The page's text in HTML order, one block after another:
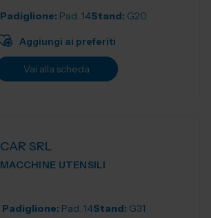
Padiglione: Pad. 14Stand: G20
Aggiungi ai preferiti
Vai alla scheda
CAR SRL
MACCHINE UTENSILI
Padiglione: Pad. 14Stand: G31